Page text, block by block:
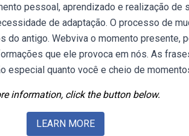
pessoal, aprendizado e realização de
de adaptação. O processo de
do antigo. Webviva o momento presente,
que ele provoca em nós. As
especial quanto você e cheio de
information, click the button below.
LEARN MORE